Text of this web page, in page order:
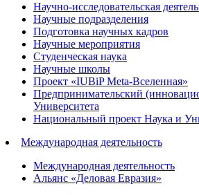
Научно-исследовательская
Научные подразделения
Подготовка научных кадров
Научные мероприятия
Студенческая наука
Научные школы
Проект «IUBiP Meta-Вселенная»
Предпринимательский
Университета
Национальный проект Наука и
Международная деятельность
Международная деятельность
Альянс «Деловая Евразия»